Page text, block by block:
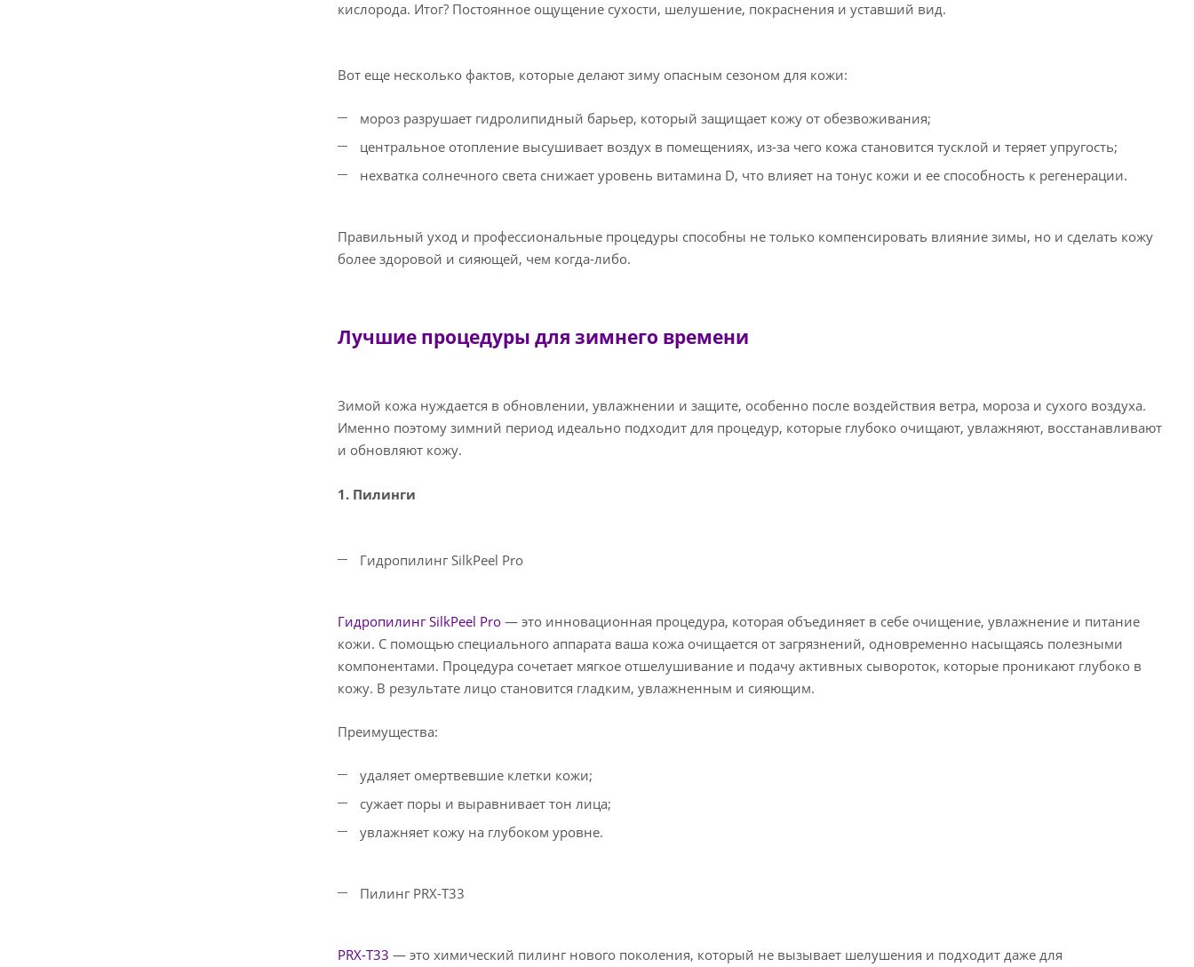
кислорода. Итог? Постоянное ощущение сухости, шелушение, покраснения и уставший вид.
Вот еще несколько фактов, которые делают зиму опасным сезоном для кожи:
мороз разрушает гидролипидный барьер, который защищает кожу от обезвоживания;
центральное отопление высушивает воздух в помещениях, из-за чего кожа становится тусклой и теряет упругость;
нехватка солнечного света снижает уровень витамина D, что влияет на тонус кожи и ее способность к регенерации.
Правильный уход и профессиональные процедуры способны не только компенсировать влияние зимы, но и сделать кожу
более здоровой и сияющей, чем когда-либо.
Лучшие процедуры для зимнего времени
Зимой кожа нуждается в обновлении, увлажнении и защите, особенно после воздействия ветра, мороза и сухого воздуха.
Именно поэтому зимний период идеально подходит для процедур, которые глубоко очищают, увлажняют, восстанавливают
и обновляют кожу.
1. Пилинги
Гидропилинг SilkPeel Pro
Гидропилинг SilkPeel Pro — это инновационная процедура, которая объединяет в себе очищение, увлажнение и питание
кожи. С помощью специального аппарата ваша кожа очищается от загрязнений, одновременно насыщаясь полезными
компонентами. Процедура сочетает мягкое отшелушивание и подачу активных сывороток, которые проникают глубоко в
кожу. В результате лицо становится гладким, увлажненным и сияющим.
Преимущества:
удаляет омертвевшие клетки кожи;
сужает поры и выравнивает тон лица;
увлажняет кожу на глубоком уровне.
Пилинг PRX-T33
PRX-T33 — это химический пилинг нового поколения, который не вызывает шелушения и подходит даже для